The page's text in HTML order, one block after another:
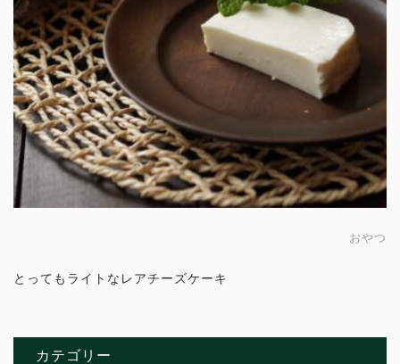
おやつ
とってもライトなレアチーズケーキ
カテゴリー